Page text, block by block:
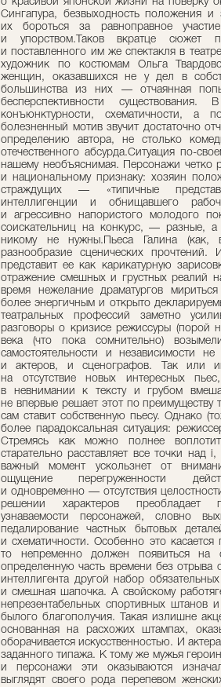
Сингапура, безвыходность положения и
их бороться за равноправное
и упорством.Таков вкратце сюжет
и поставленного им же спектакля в
художник по костюмам Ольга
женщин, оказавшихся не у дел в
большинства из них — отчаянная
бесперспективности
конъюнктурности, схематичности, а
болезненный мотив звучит достаточно
определению автора, не столько
отечественного абсурда.Ситуация по-
нашему необъяснимая. Персонажи четко
и национальному признаку: хозяин
страждущих — «типичные
интеллигенции и обнищавшего
и агрессивно напористого молодого
соискательниц на конкурс, — разные,
никому не нужны.Пьеса Галина (как,
разнообразие сценических
представит ее как карикатурную
отражение смешных и грустных реалий
время нежелание драматургов
более энергичным и открыто
театральных профессий заметно
разговоры о кризисе режиссуры (порой
века (что пока сомнительно)
самостоятельности и независимости
и актеров, и сценографов. Так или
на отсутствие новых интересных
в невнимании к тексту и грубом
не впервые решает этот по преимуществу
сам ставит собственную пьесу. Однако
более парадоксальная ситуация:
Стремясь как можно полнее
старательно расставляет все точки над
важный момент ускользнет от
ощущение перегруженности
и одновременно — отсутствия
решении характеров преобладает
узнаваемости персонажей, словно
педалирование частных бытовых
и схематичности. Особенно это
то непременно должен появиться
определенную часть времени без отрыва
интеллигента другой набор
и смешная шапочка. А свойскому
непрезентабельных спортивных штанов
былого благополучия. Такая излишне
основанная на расхожих штампах,
оборачивается искусственностью. И
заданного типажа. К тому же мужья
и персонажи эти оказываются
выглядят своего рода перепевом